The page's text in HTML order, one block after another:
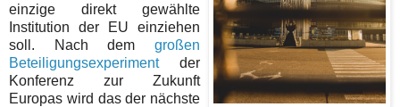
einzige direkt gewählte
Institution der EU einziehen
soll. Nach dem großen
Beteiligungsexperimentder
Konferenz zur Zukunft
Europas wird das der nächste